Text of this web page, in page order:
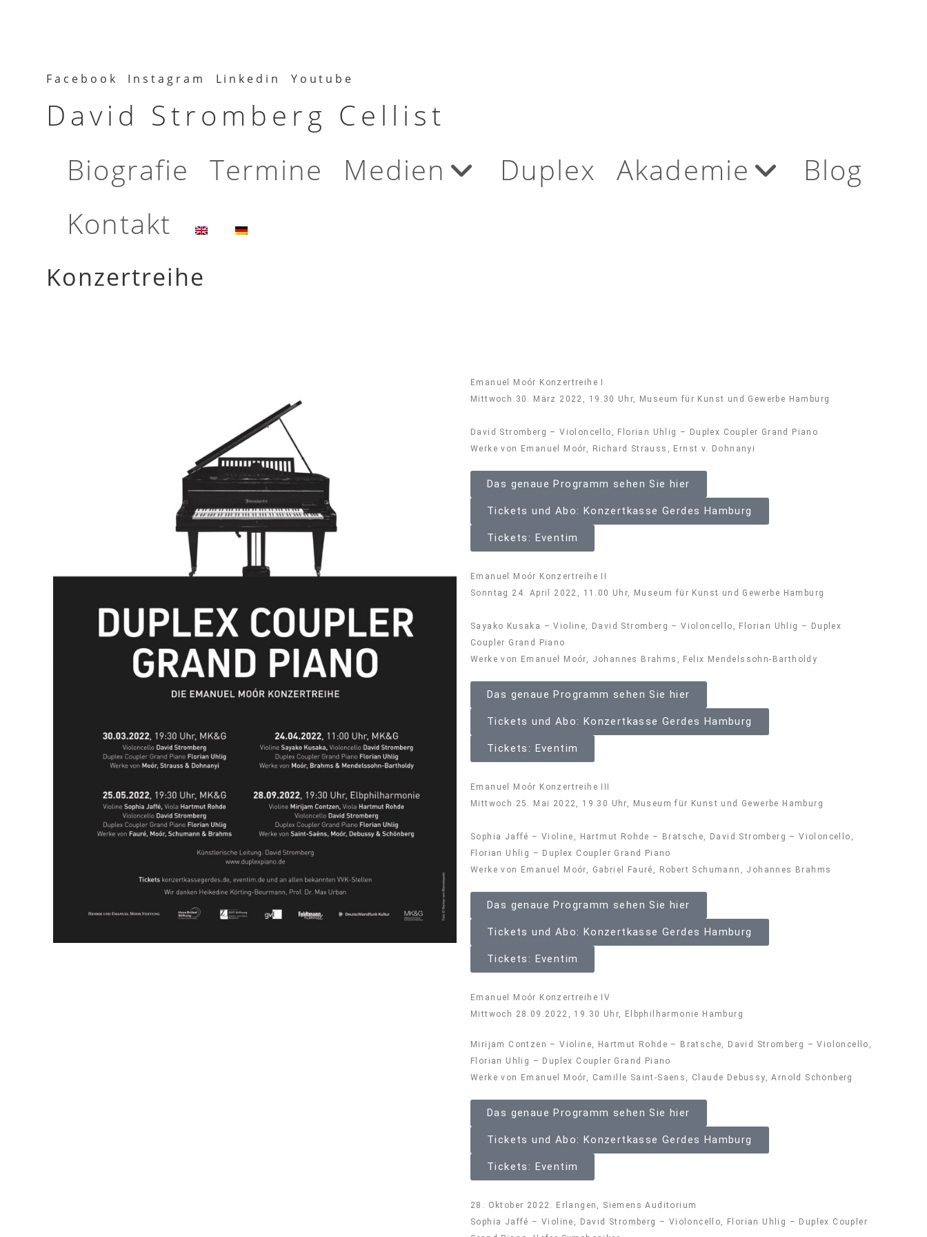
Facebook Instagram Linkedin Youtube
David Stromberg Cellist
Biografie
Termine Medien Duplex Akademie
Blog
Kontakt
Konzertreihe
Emanuel Moór Konzertreihe I
Mittwoch 30. März 2022, 19.30 Uhr, Museum für Kunst und Gewerbe Hamburg
David Stromberg – Violoncello, Florian Uhlig – Duplex Coupler Grand Piano
Werke von Emanuel Moór, Richard Strauss, Ernst v. Dohnanyi
Das genaue Programm sehen Sie hier
Tickets und Abo: Konzertkasse Gerdes Hamburg
Tickets: Eventim
Emanuel Moór Konzertreihe II
Sonntag 24. April 2022, 11.00 Uhr, Museum für Kunst und Gewerbe Hamburg
Sayako Kusaka – Violine, David Stromberg – Violoncello, Florian Uhlig – Duplex
Coupler Grand Piano
Werke von Emanuel Moór, Johannes Brahms, Felix Mendelssohn-Bartholdy
Das genaue Programm sehen Sie hier
Tickets und Abo: Konzertkasse Gerdes Hamburg
Tickets: Eventim
Emanuel Moór Konzertreihe III
Mittwoch 25. Mai 2022, 19.30 Uhr, Museum für Kunst und Gewerbe Hamburg
Sophia Jaffé – Violine, Hartmut Rohde – Bratsche, David Stromberg – Violoncello,
Florian Uhlig – Duplex Coupler Grand Piano
Werke von Emanuel Moór, Gabriel Fauré, Robert Schumann, Johannes Brahms
Das genaue Programm sehen Sie hier
Tickets und Abo: Konzertkasse Gerdes Hamburg
Tickets: Eventim
Emanuel Moór Konzertreihe IV
Mittwoch 28.09.2022, 19.30 Uhr, Elbphilharmonie Hamburg
Mirijam Contzen – Violine, Hartmut Rohde – Bratsche, David Stromberg – Violoncello,
Florian Uhlig – Duplex Coupler Grand Piano
Werke von Emanuel Moór, Camille Saint-Saens, Claude Debussy, Arnold Schönberg
Das genaue Programm sehen Sie hier
Tickets und Abo: Konzertkasse Gerdes Hamburg
Tickets: Eventim
28. Oktober 2022. Erlangen, Siemens Auditorium
Sophia Jaffé – Violine, David Stromberg – Violoncello, Florian Uhlig – Duplex Coupler